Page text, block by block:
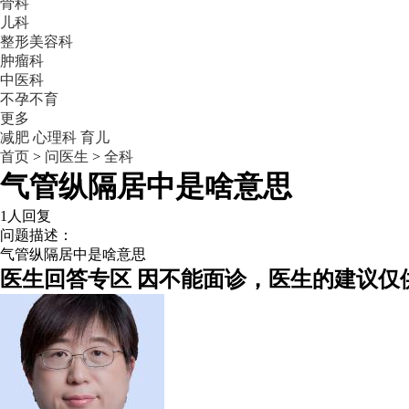
骨科
儿科
整形美容科
肿瘤科
中医科
不孕不育
更多
减肥 心理科 育儿
首页 > 问医生 > 全科
气管纵隔居中是啥意思
1人回复
问题描述：
气管纵隔居中是啥意思
医生回答专区 因不能面诊，医生的建议仅